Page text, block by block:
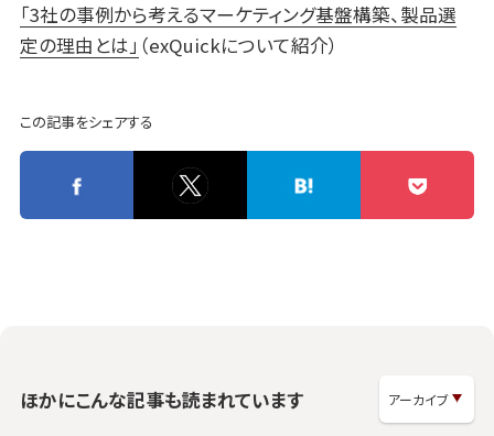
「3社の事例から考えるマーケティング基盤構築、製品選
定の理由とは」 （exQuickについて紹介）
この記事をシェアする
ほかにこんな記事も読まれています